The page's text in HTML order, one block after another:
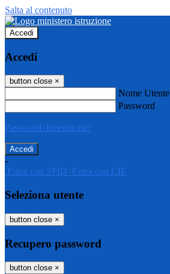
Salta al contenuto
Accedi
Accedi
button close ×
Nome Utente
Password
Password dimenticata?
-
Entra con SPID Entra con CIE
Seleziona utente
button close ×
Recupero password
button close ×